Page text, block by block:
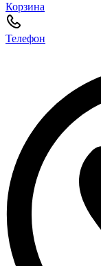
Корзина
Телефон